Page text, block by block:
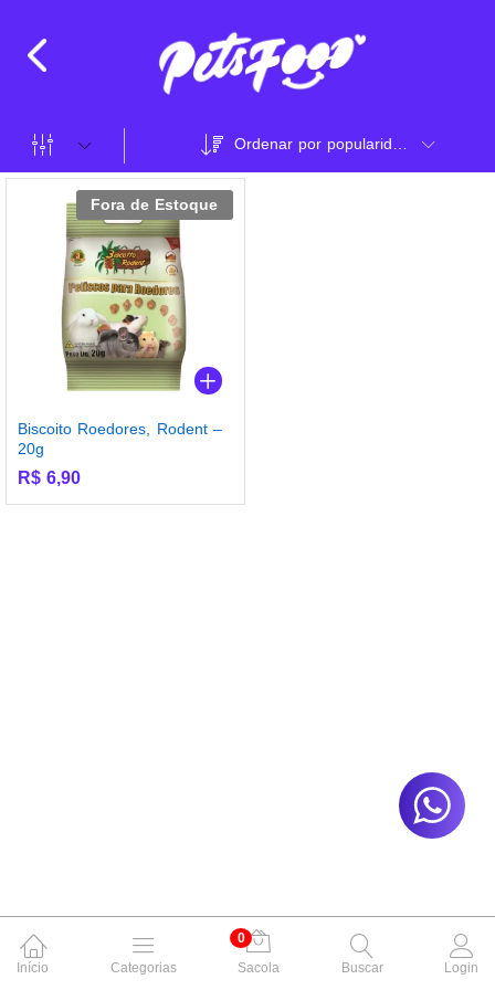
Fora de Estoque
Biscoito Roedores, Rodent –
20g
R$ 6,90
Início Categorias
0
Sacola
Buscar Login